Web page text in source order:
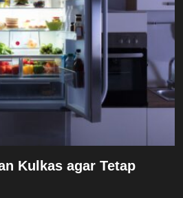
Kulkas agar Tetap